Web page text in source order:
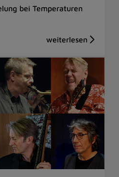
bei Temperaturen